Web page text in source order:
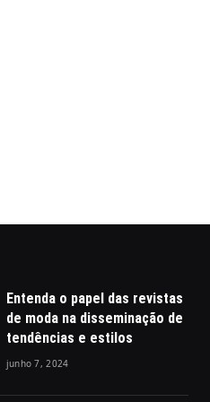
Entenda o papel das revistas
de moda na disseminação de
tendências e estilos
junho 7, 2024